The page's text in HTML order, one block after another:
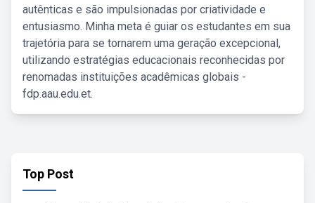
autênticas e são impulsionadas por criatividade e
entusiasmo. Minha meta é guiar os estudantes em sua
trajetória para se tornarem uma geração excepcional,
utilizando estratégias educacionais reconhecidas por
renomadas instituições acadêmicas globais -
fdp.aau.edu.et.
Top Post